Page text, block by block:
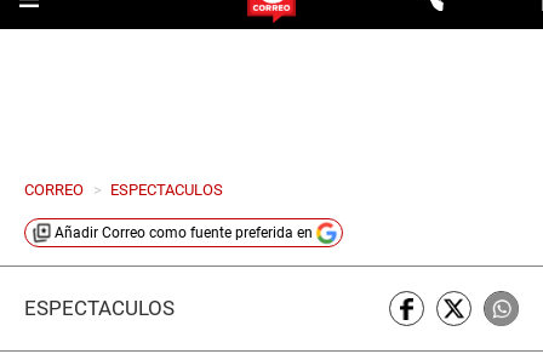
CORREO > ESPECTACULOS
Añadir Correo como fuente preferida en
ESPECTÁCULOS